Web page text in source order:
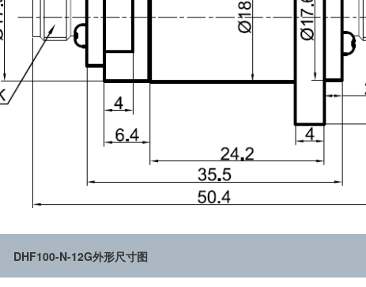
DHF100-N-12G外形尺寸图